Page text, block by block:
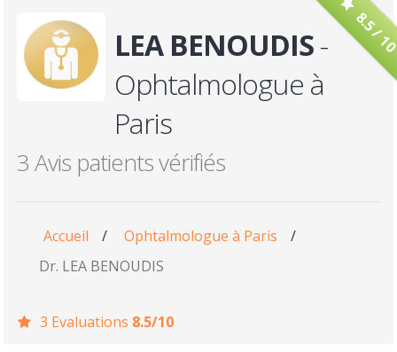
8.5 /
LEA BENOUDIS-
Ophtalmologue à
Paris
3 Avis patients vérifiés
Accueil / Ophtalmologue à Paris
/
Dr. LEA BENOUDIS
3 Evaluations 8.5/10